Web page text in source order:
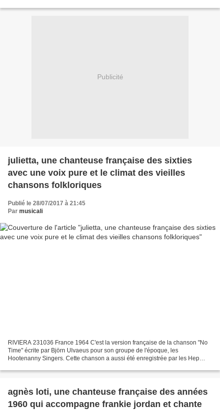
Publicité
julietta, une chanteuse française des sixties
avec une voix pure et le climat des vieilles
chansons folkloriques
Publié le 28/07/2017 à 21:45
Par musicali
RIVIERA 231036 France 1964 C'est la version française de la chanson "No
Time" écrite par Björn Ulvaeus pour son groupe de l'époque, les
Hootenanny Singers. Cette chanson a aussi été enregistrée par les Hep
agnès loti, une chanteuse française des années
1960 qui accompagne frankie jordan et chante